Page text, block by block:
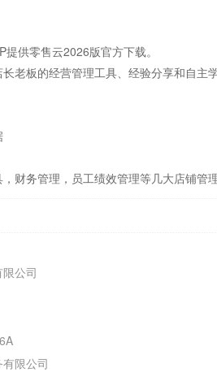
供零售云2026版官方下载。
老板的经营管理工具、经验分享和自主
财务管理，员工绩效管理等几大店铺管
安卓系统的手机可以在豌豆荚或者PP
么下载最新零售云8.44.0
公司
限公司